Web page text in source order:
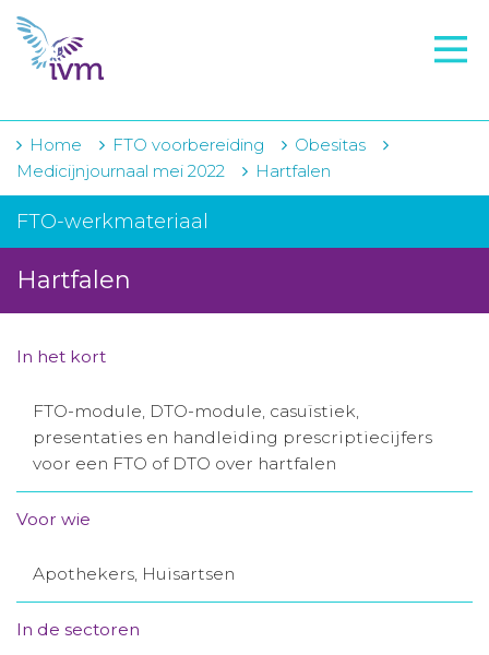
VMI
FTO voorbereiding
IVM-academie
Zorginstellingen
Voorschrijfgedrag
Projecten
Contact
Winkelwagentje
Aanmelden nieuwsbrief
Inloggen
Home FTO voorbereiding
Obesitas
Medicijnjournaal mei 2022
Hartfalen
FTO-werkmateriaal
Hartfalen
In het kort
FTO-module, DTO-module, casuïstiek,
presentaties en handleiding prescriptiecijfers
voor een FTO of DTO over hartfalen
Voor wie
Apothekers, Huisartsen
In de sectoren